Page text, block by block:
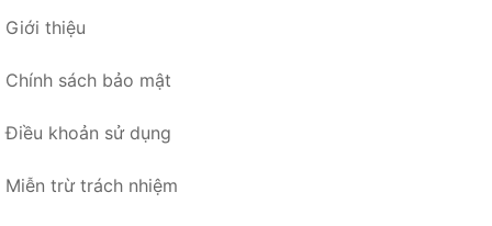
Giới thiệu
Chính sách bảo mật
Điều khoản sử dụng
Miễn trừ trách nhiệm